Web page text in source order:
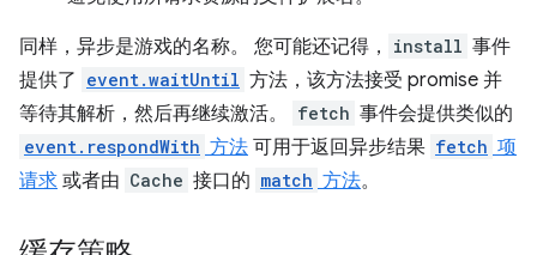
同样，异步是游戏的名称。 您可能还记得， install 事件
提供了 event.waitUntil 方法，该方法接受 promise 并
等待其解析，然后再继续激活。
fetch 事件会提供类似的
event.respondWith 方法 可用于返回异步结果 fetch 项
请求 或者由 Cache 接口的 match 方法。